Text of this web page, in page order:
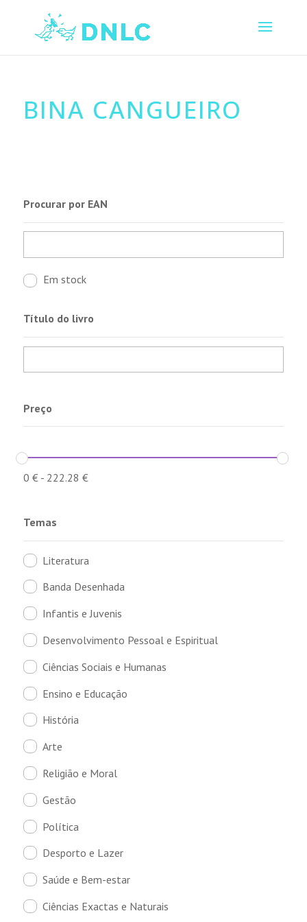
BINA CANGUEIRO
Procurar por EAN
Em stock
Título do livro
Preço
0 €- 222.28 €
Temas
Literatura
Banda Desenhada
Infantis e Juvenis
Desenvolvimento Pessoal e Espiritual
Ciências Sociais e Humanas
Ensino e Educação
História
Arte
Religião e Moral
Gestão
Política
Desporto e Lazer
Saúde e Bem-estar
Ciências Exactas e Naturais